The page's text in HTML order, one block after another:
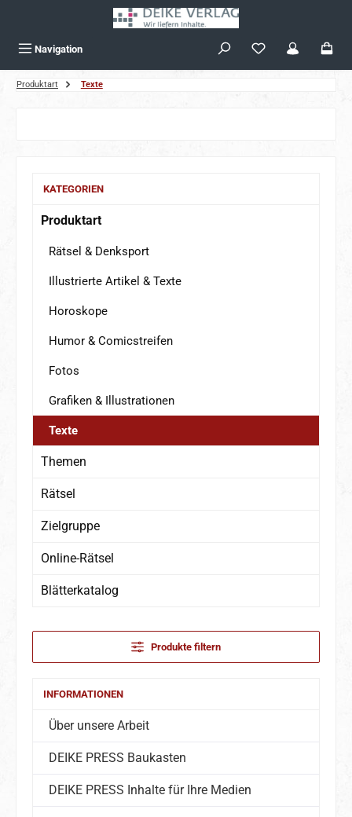
Navigation
Produktart Texte
KATEGORIEN
Produktart
Rätsel & Denksport
Illustrierte Artikel & Texte
Horoskope
Humor & Comicstreifen
Fotos
Grafiken & Illustrationen
Texte
Themen
Rätsel
Zielgruppe
Online-Rätsel
Blätterkatalog
Produkte filtern
INFORMATIONEN
Über unsere Arbeit
DEIKE PRESS Baukasten
DEIKE PRESS Inhalte für Ihre Medien